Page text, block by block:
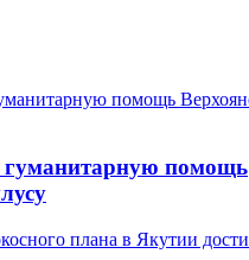
гуманитарную помощь